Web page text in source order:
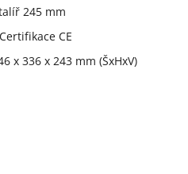
245 mm
CE
x 336 x 243 mm (ŠxHxV)